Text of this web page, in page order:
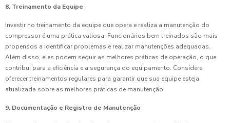
8. Treinamento da Equipe
Investir no treinamento da equipe que opera e realiza a manutenção do
compressor é uma prática valiosa. Funcionários bem treinados são mais
propensos a identificar problemas e realizar manutenções adequadas.
Além disso, eles podem seguir as melhores práticas de operação, o que
contribui para a eficiência e a segurança do equipamento. Considere
oferecer treinamentos regulares para garantir que sua equipe esteja
atualizada sobre as melhores práticas de manutenção.
9. Documentação e Registro de Manutenção